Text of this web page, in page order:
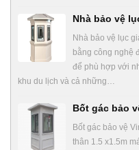
Nhà bảo vệ
Nhà bảo vệ lục
bằng công nghệ
để phù hợp với
khu du lịch và cả những…
Bốt gác bảo
Bốt gác bảo vệ
thân 1.5 x1.5m